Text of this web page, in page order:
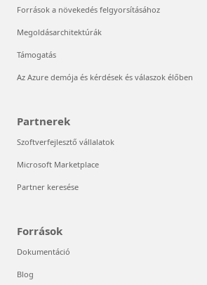
Források a növekedés felgyorsításához
Megoldásarchitektúrák
Támogatás
Az Azure demója és kérdések és válaszok élőben
Partnerek
Szoftverfejlesztő vállalatok
Microsoft Marketplace
Partner keresése
Források
Dokumentáció
Blog